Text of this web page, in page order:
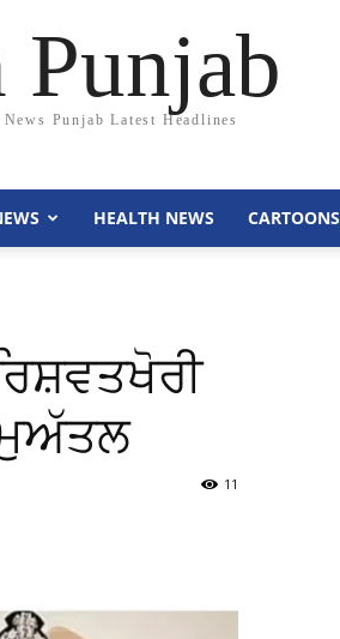
Punjab
Punjab Latest Headlines
HEALTH NEWS CARTOONS
ਮੁਅੱਤਲ
11